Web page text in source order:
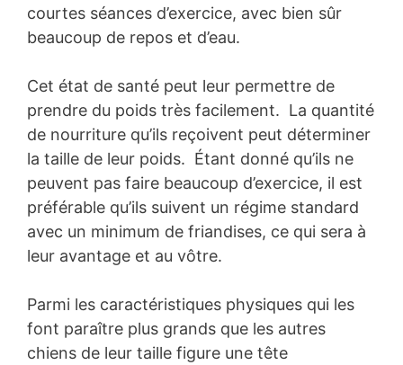
courtes séances d’exercice, avec bien sûr
beaucoup de repos et d’eau.
Cet état de santé peut leur permettre de
prendre du poids très facilement. La quantité
de nourriture qu’ils reçoivent peut déterminer
la taille de leur poids. Étant donné qu’ils ne
peuvent pas faire beaucoup d’exercice, il est
préférable qu’ils suivent un régime standard
avec un minimum de friandises, ce qui sera à
leur avantage et au vôtre.
Parmi les caractéristiques physiques qui les
font paraître plus grands que les autres
chiens de leur taille figure une tête